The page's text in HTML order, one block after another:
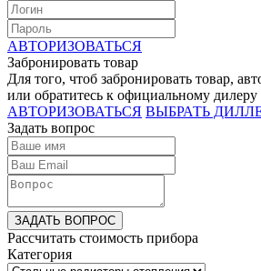
АВТОРИЗОВАТЬСЯ
Забронировать товар
Для того, чтоб забронировать товар,
или обратитесь к официальному
АВТОРИЗОВАТЬСЯ ВЫБРАТЬ
Задать вопрос
ЗАДАТЬ ВОПРОС
Рассчитать стоимость прибора
Категория